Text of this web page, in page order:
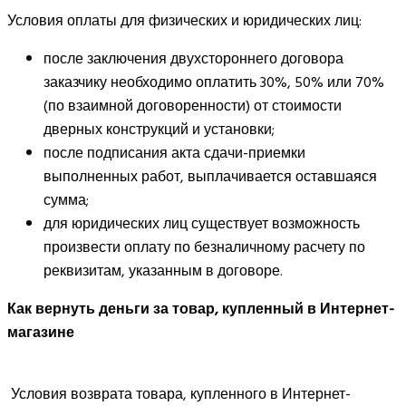
Условия оплаты для физических и юридических лиц:
после заключения двухстороннего договора
заказчику необходимо оплатить 30%, 50% или 70%
(по взаимной договоренности) от стоимости
дверных конструкций и установки;
после подписания акта сдачи-приемки
выполненных работ, выплачивается оставшаяся
сумма;
для юридических лиц существует возможность
произвести оплату по безналичному расчету по
реквизитам, указанным в договоре.
Как вернуть деньги за товар, купленный в Интернет-
магазине
Условия возврата товара, купленного в Интернет-